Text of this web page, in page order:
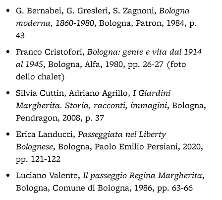
G. Bernabei, G. Gresleri, S. Zagnoni, Bologna
moderna, 1860-1980, Bologna, Patron, 1984, p.
43
Franco Cristofori, Bologna: gente e vita dal 1914
al 1945, Bologna, Alfa, 1980, pp. 26-27 (foto
dello chalet)
Silvia Cuttin, Adriano Agrillo, I Giardini
Margherita. Storia, racconti, immagini, Bologna,
Pendragon, 2008, p. 37
Erica Landucci, Passeggiata nel Liberty
Bolognese, Bologna, Paolo Emilio Persiani, 2020,
pp. 121-122
Luciano Valente, Il passeggio Regina Margherita,
Bologna, Comune di Bologna, 1986, pp. 63-66